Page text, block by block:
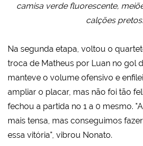
camisa verde fluorescente,
calções pretos.
Na segunda etapa, voltou o
troca de Matheus por Luan no gol
manteve o volume ofensivo e
ampliar o placar, mas não foi tão
fechou a partida no 1 a 0 mesmo.
mais tensa, mas conseguimos
essa vitória", vibrou Nonato.